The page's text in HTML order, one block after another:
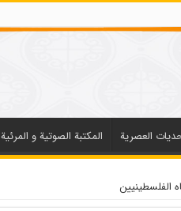
العصرية المكتبة الصوتية و المرئية
الفلسطينيين